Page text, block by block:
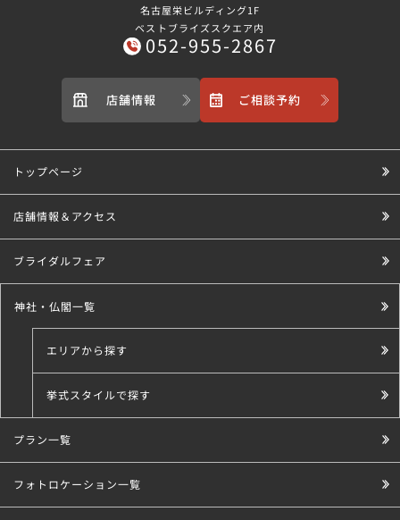
名古屋栄ビルディング1F
ベストブライズスクエア内
052-955-2867
店舗情報 ご相談予約
トップページ
店舗情報＆アクセス
ブライダルフェア
神社・仏閣一覧
エリアから探す
挙式スタイルで探す
こだわり条件で探す
プラン一覧
フォトロケーション一覧